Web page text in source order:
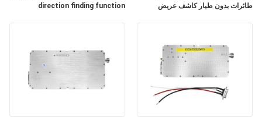
مدونة
اطلب
direction finding function
طائرات بدون طيار كاشف عريض